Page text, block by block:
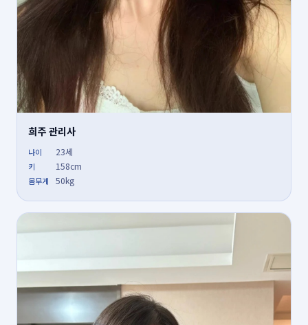
희주 관리사
나이 23세
키 158cm
몸무게 50kg